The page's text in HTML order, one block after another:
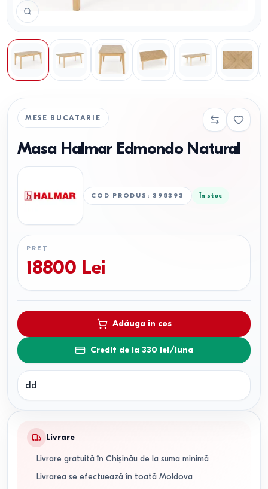
MESE BUCATARIE
Masa Halmar Edmondo Natural
COD PRODUS :398393 În stoc
PREȚ
18800 Lei
Adăuga in cos
Credit de la 330 lei/luna
dd
Livrare
Livrare gratuită în Chișinău de la suma minimă
Livrarea se efectuează în toată Moldova